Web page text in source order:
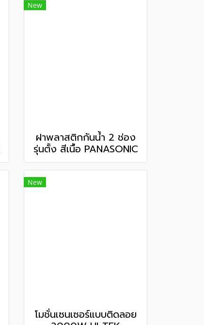
New
ฝาพลาสติกกันน้ำ 2 ช่อง
รุ่นตั้ง สีเนื้อ PANASONIC
New
โมชั่นเซนเซอร์แบบติดลอย